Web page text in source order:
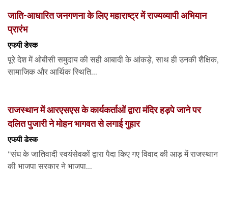
जाति-आधारित जनगणना के लिए महाराष्ट्र में राज्यव्यापी अभियान
प्रारंभ
एफपी डेस्‍क
पूरे देश में ओबीसी समुदाय की सही आबादी के आंकड़े, साथ ही उनकी शैक्षिक,
सामाजिक और आर्थिक स्थिति...
राजस्थान में आरएसएस के कार्यकर्ताओं द्वारा मंदिर हड़पे जाने पर
दलित पुजारी ने मोहन भागवत से लगाई गुहार
एफपी डेस्‍क
“संघ के जातिवादी स्वयंसेवकों द्वारा पैदा किए गए विवाद की आड़ में राजस्थान
की भाजपा सरकार ने भाजपा...